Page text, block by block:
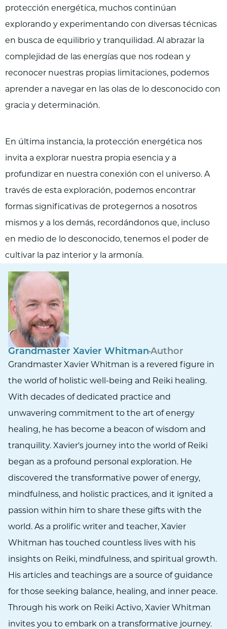
protección energética, muchos continúan
explorando y experimentando con diversas técnicas
en busca de equilibrio y tranquilidad. Al abrazar la
complejidad de las energías que nos rodean y
reconocer nuestras propias limitaciones, podemos
aprender a navegar en las olas de lo desconocido con
gracia y determinación.
En última instancia, la protección energética nos
invita a explorar nuestra propia esencia y a
profundizar en nuestra conexión con el universo. A
través de esta exploración, podemos encontrar
formas significativas de protegernos a nosotros
mismos y a los demás, recordándonos que, incluso
en medio de lo desconocido, tenemos el poder de
cultivar la paz interior y la armonía.
Grandmaster Xavier Whitman Author
Grandmaster Xavier Whitman is a revered figure in
the world of holistic well-being and Reiki healing.
With decades of dedicated practice and
unwavering commitment to the art of energy
healing, he has become a beacon of wisdom and
tranquility. Xavier's journey into the world of Reiki
began as a profound personal exploration. He
discovered the transformative power of energy,
mindfulness, and holistic practices, and it ignited a
passion within him to share these gifts with the
world. As a prolific writer and teacher, Xavier
Whitman has touched countless lives with his
insights on Reiki, mindfulness, and spiritual growth.
His articles and teachings are a source of guidance
for those seeking balance, healing, and inner peace.
Through his work on Reiki Activo, Xavier Whitman
invites you to embark on a transformative journey.